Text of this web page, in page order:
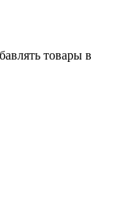
товары в